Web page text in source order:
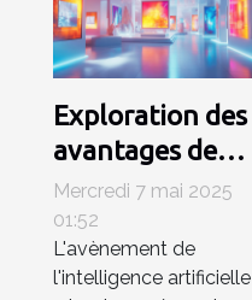
Exploration des
avantages des
générateurs
d'images IA
pour les
professionnels
Mercredi 7 mai 2025
01:52
L'avènement de
l'intelligence artificielle